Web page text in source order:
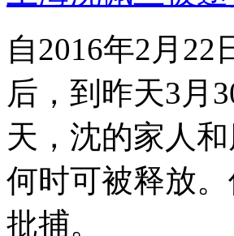
自2016年2月
后，到昨天3月
天，沈的家人
何时可被释放
批捕。